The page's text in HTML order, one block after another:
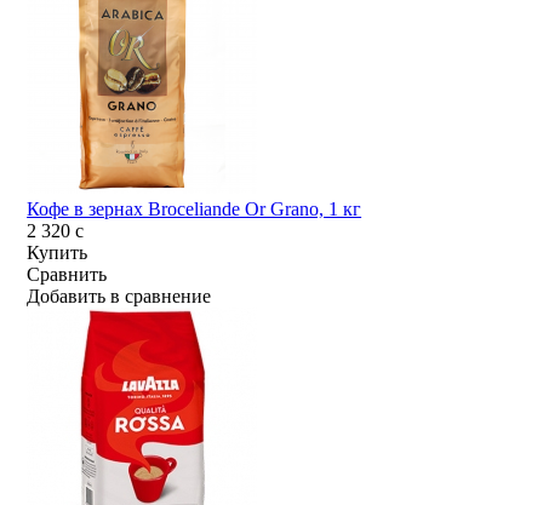
Кофе в зернах Broceliande Or Grano, 1 кг
2 320c
Купить
Сравнить
Добавить в сравнение